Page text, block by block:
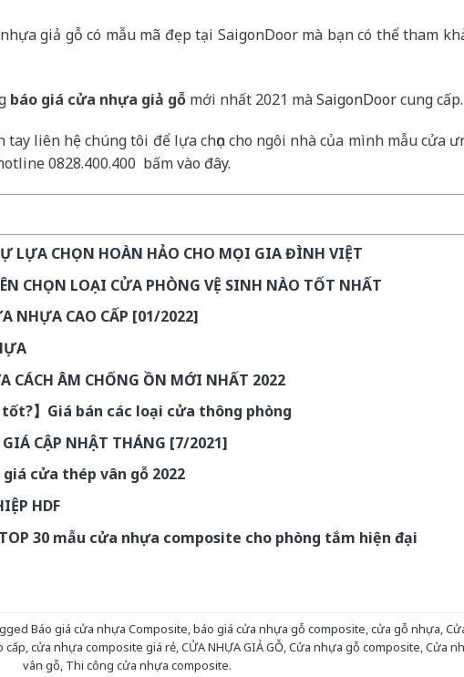
giả gỗ có mẫu mã đẹp tại SaigonDoor mà bạn có thể tham
báo giá cửa nhựa giả gỗ mới nhất 2021 màSaigonDoorcung cấp.
liên hệ chúng tôi để lựa chọn cho ngôi nhà của mình mẫu cửa
0828.400.400 bấm vào đây.
LỰA CHỌN HOÀN HẢO CHO MỌI GIA ĐÌNH VIỆT
CHỌN LOẠI CỬA PHÒNG VỆ SINH NÀO TỐT NHẤT
NHỰA CAO CẤP [01/2022]
CÁCH ÂM CHỐNG ỒN MỚI NHẤT 2022
tốt?】Giá bán các loại cửa thông phòng
CẬP NHẬT THÁNG [7/2021]
cửa thép vân gỗ 2022
HDF
30 mẫu cửa nhựa composite cho phòng tắm hiện đại
Báo giá cửa nhựa Composite,báo giá cửa nhựa gỗ composite,cửa gỗ nhựa,
cấp,cửa nhựa composite giá rẻ,CỬA NHỰA GIẢ GỖ,Cửa nhựa gỗ composite,Cửa
vân gỗ, Thi công cửa nhựa composite.